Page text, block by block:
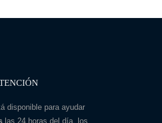
disponible para ayudar
las 24 horas del día, los